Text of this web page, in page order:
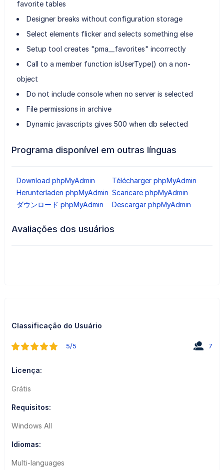
favorite tables
Designer breaks without configuration storage
Select elements flicker and selects something else
Setup tool creates "pma__favorites" incorrectly
Call to a member function isUserType() on a non-
object
Do not include console when no server is selected
File permissions in archive
Dynamic javascripts gives 500 when db selected
Programa disponível em outras línguas
Download phpMyAdmin
Télécharger phpMyAdmin
Herunterladen phpMyAdmin Scaricare phpMyAdmin
ダウンロード phpMyAdmin
Descargar phpMyAdmin
Avaliações dos usuários
Classificação do Usuário
5/5 7
Licença:
Grátis
Requisitos:
Windows All
Idiomas:
Multi-languages